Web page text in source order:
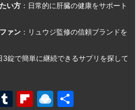
い方 ：日常的に肝臓の健康をサポート
ァン ：リュウジ監修の信頼ブランドを
3錠で簡単に継続できるサプリを探して
T
Fl R